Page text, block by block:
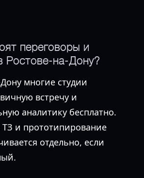
переговоры и
Ростове-на-Дону?
многие студии
встречу и
аналитику бесплатно.
и прототипирование
отдельно, если